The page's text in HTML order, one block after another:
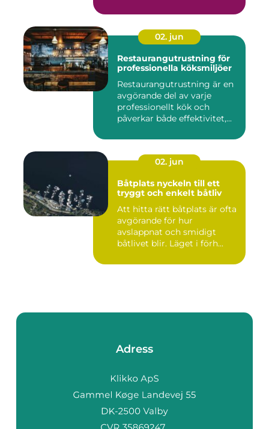
02. jun
Restaurangutrustning för
professionella köksmiljöer
Restaurangutrustning är en
avgörande del av varje
professionellt kök och
påverkar både effektivitet,...
02. jun
Båtplats nyckeln till ett
tryggt och enkelt båtliv
Att hitta rätt båtplats är ofta
avgörande för hur
avslappnat och smidigt
båtlivet blir. Läget i förh...
Adress